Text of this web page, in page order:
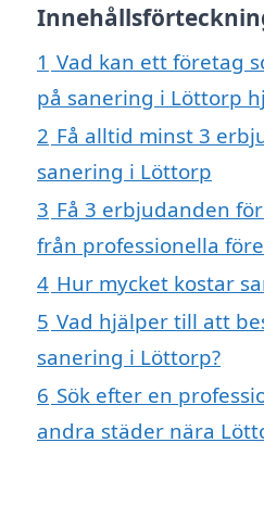
1 Vad kan ett företag
på sanering i Löttorp
2 Få alltid minst 3
sanering i Löttorp
3 Få 3 erbjudanden
från professionella
4 Hur mycket kostar
5 Vad hjälper till att
sanering i Löttorp?
6 Sök efter en
andra städer nära